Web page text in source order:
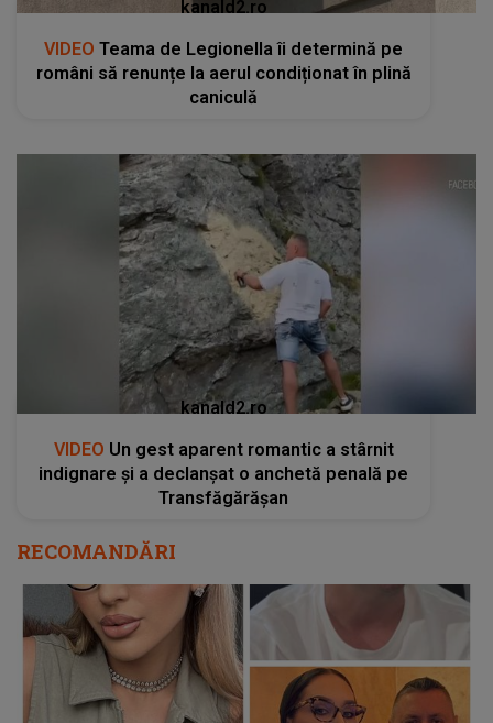
kanald2.ro
VIDEO Teama de Legionella îi determină pe
români să renunțe la aerul condiționat în plină
caniculă
kanald2.ro
VIDEO Un gest aparent romantic a stârnit
indignare și a declanșat o anchetă penală pe
Transfăgărășan
RECOMANDĂRI